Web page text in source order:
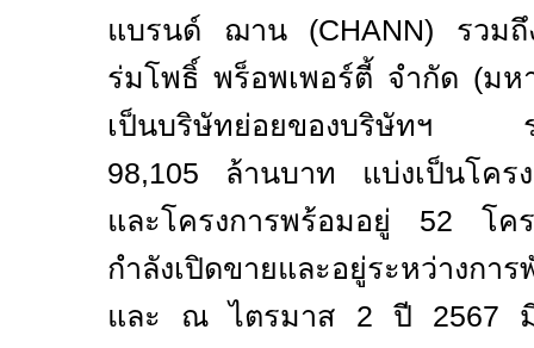
แบรนด์ ฌาน (CHANN) รวมถึ
ร่มโพธิ์ พร็อพเพอร์ตี้ จำกัด (มห
เป็นบริษัทย่อยของบริษัทฯ ร
98,105 ล้านบาท แบ่งเป็นโครง
และโครงการพร้อมอยู่ 52 โคร
กำลังเปิดขายและอยู่ระหว่างก
และ ณ ไตรมาส 2 ปี 2567